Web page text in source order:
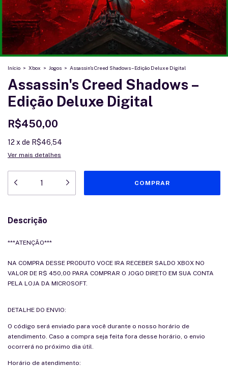
Início > Xbox > Jogos > Assassin's Creed Shadows – Edição Deluxe Digital
Assassin's Creed Shadows –
Edição Deluxe Digital
R$450,00
12 x de R$46,54
Ver mais detalhes
Descrição
***ATENÇÃO***
NA COMPRA DESSE PRODUTO VOCE IRA RECEBER SALDO XBOX NO
VALOR DE R$ 450,00 PARA COMPRAR O JOGO DIRETO EM SUA CONTA
PELA LOJA DA MICROSOFT.
DETALHE DO ENVIO:
O código será enviado para você durante o nosso horário de
atendimento. Caso a compra seja feita fora desse horário, o envio
ocorrerá no próximo dia útil.
Horário de atendimento: